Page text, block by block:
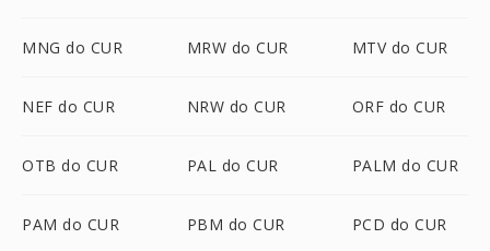
MNG do CUR MRW do CUR MTV do CUR
NEF do CUR NRW do CUR ORF do CUR
OTB do CUR PAL do CUR PALM do CUR
PAM do CUR PBM do CUR PCD do CUR